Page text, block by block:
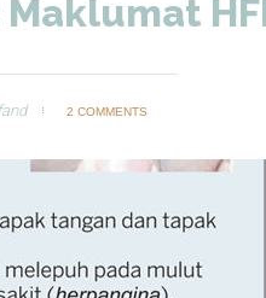
2 COMMENTS